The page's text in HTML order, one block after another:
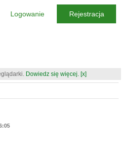
Dowiedz się więcej. [x]
Logowanie Rejestracja